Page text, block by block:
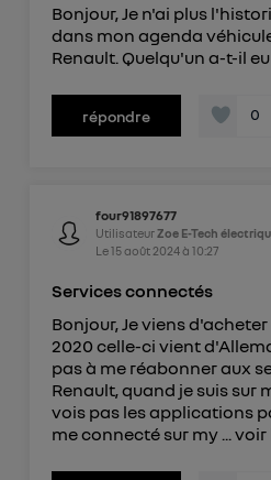
Bonjour, Je n'ai plus
dans mon agenda
Renault. Quelqu'un a-t-il
répondre 0
four91897677
UtilisateurZoe E-Tech
Le15 août 2024à 10:27
Services connectés
Bonjour, Je viens d'acheter
2020 celle-ci vient
pas à me réabonner aux
Renault, quand je suis sur
vois pas les applications
me connecté sur my ...voir